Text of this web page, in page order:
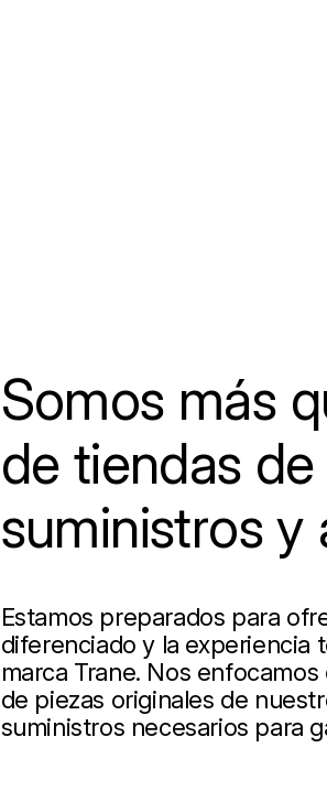
Somos más
de tiendas
suministros y
Estamos preparados para
diferenciado y la experiencia
marca Trane. Nos
de piezas originales de
suministros necesarios para